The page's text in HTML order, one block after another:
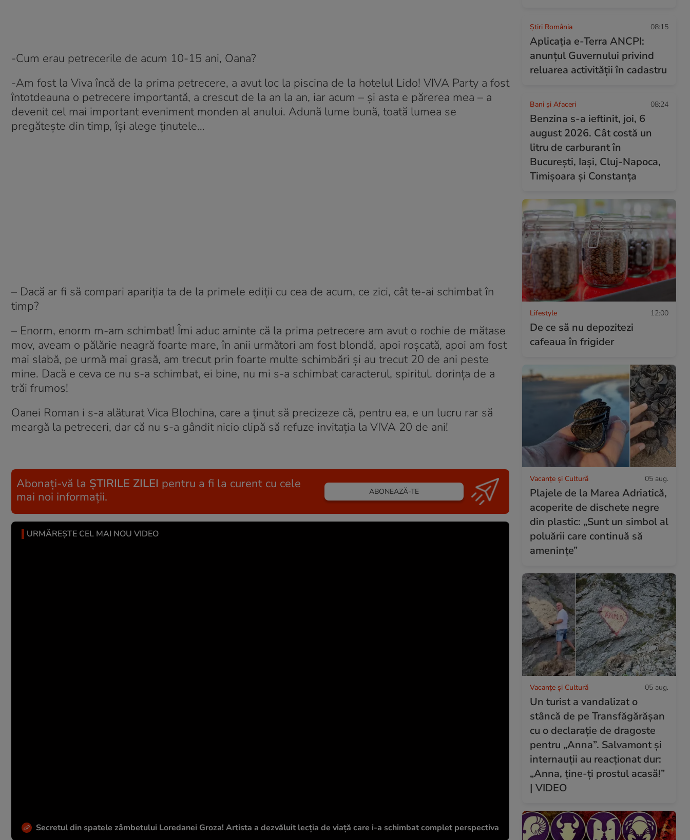
-Cum erau petrecerile de acum 10-15 ani, Oana?
-Am fost la Viva încă de la prima petrecere, a avut loc la piscina de la hotelul Lido! VIVA Party a fost
întotdeauna o petrecere importantă, a crescut de la an la an, iar acum – și asta e părerea mea – a
devenit cel mai important eveniment monden al anului. Adună lume bună, toată lumea se
pregătește din timp, își alege ținutele…
– Dacă ar fi să compari apariția ta de la primele ediții cu cea de acum, ce zici, cât te-ai schimbat în
timp?
– Enorm, enorm m-am schimbat! Îmi aduc aminte că la prima petrecere am avut o rochie de mătase
mov, aveam o pălărie neagră foarte mare, în anii următori am fost blondă, apoi roșcată, apoi am fost
mai slabă, pe urmă mai grasă, am trecut prin foarte multe schimbări și au trecut 20 de ani peste
mine. Dacă e ceva ce nu s-a schimbat, ei bine, nu mi s-a schimbat caracterul, spiritul. dorința de a
trăi frumos!
Oanei Roman i s-a alăturat Vica Blochina, care a ținut să precizeze că, pentru ea, e un lucru rar să
meargă la petreceri, dar că nu s-a gândit nicio clipă să refuze invitația la VIVA 20 de ani!
Abonați-vă la ȘTIRILE ZILEI pentru a fi la curent cu cele
mai noi informații.
ABONEAZĂ-TE
URMĂREȘTE CEL MAI NOU VIDEO
Secretul din spatele zâmbetului Loredanei Groza! Artista a dezvăluit lecția de viață care i-a schimbat complet perspectiva
Știri România 08:15
Aplicația e-Terra ANCPI:
anunțul Guvernului privind
reluarea activității în cadastru
Bani și Afaceri 08:24
Benzina s-a ieftinit, joi, 6
august 2026. Cât costă un
litru de carburant în
București, Iași, Cluj-Napoca,
Timișoara și Constanța
Lifestyle 12:00
De ce să nu depozitezi
cafeaua în frigider
Vacanțe și Cultură 05 aug.
Plajele de la Marea Adriatică,
acoperite de dischete negre
din plastic: „Sunt un simbol al
poluării care continuă să
amenințe”
Vacanțe și Cultură 05 aug.
Un turist a vandalizat o
stâncă de pe Transfăgărășan
cu o declarație de dragoste
pentru „Anna”. Salvamont și
internauții au reacționat dur:
„Anna, ține-ți prostul acasă!”
| VIDEO